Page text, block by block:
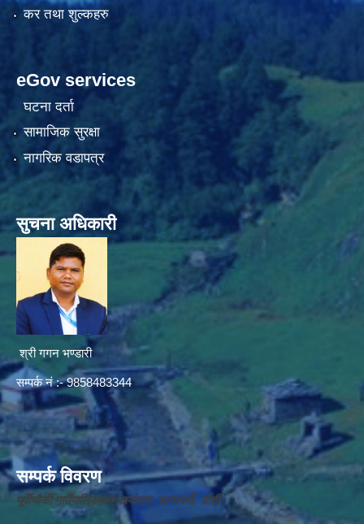
कर तथा शुल्कहरु
eGov services
घटना दर्ता
सामाजिक सुरक्षा
नागरिक वडापत्र
सुचना अधिकारी
श्री गगन भण्डारी
सम्पर्क नं :- 9858483344
सम्पर्क विवरण
पूर्वीचौकी गाउँपालिकाको कार्यालय ,सानागाउँ, डोटी